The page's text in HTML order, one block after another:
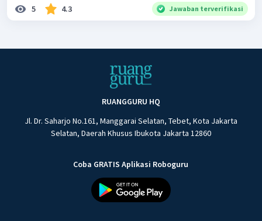
5 4.3 Jawaban terverifikasi
RUANGGURU HQ
Jl. Dr. Saharjo No.161, Manggarai Selatan, Tebet, Kota Jakarta
Selatan, Daerah Khusus Ibukota Jakarta 12860
Coba GRATIS Aplikasi Roboguru